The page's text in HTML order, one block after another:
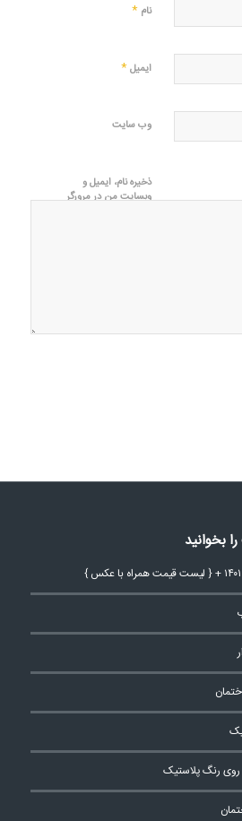
نام *
ایمیل*
وب‌ سایت
ذخیره نام، ایمیل و
وبسایت من در مرورگر
بخوانید
رنگ پلاستیک